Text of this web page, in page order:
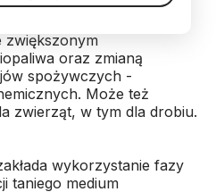
produkt uboczny, zwany
oraz zmianą
spożywczych -
Może też
zwierząt, w tym dla drobiu.
wykorzystanie fazy
taniego medium